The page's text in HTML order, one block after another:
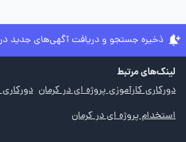
ذخیره جستجو و دریافت آگهی‌های جدید
لینک‌های مرتبط
دورکاری کارآموزی پروژه ای در کرمان
استخدام پروژه ای در کرمان